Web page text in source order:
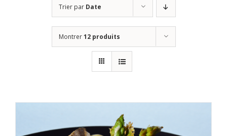
Trier par Date
Montrer12 produits